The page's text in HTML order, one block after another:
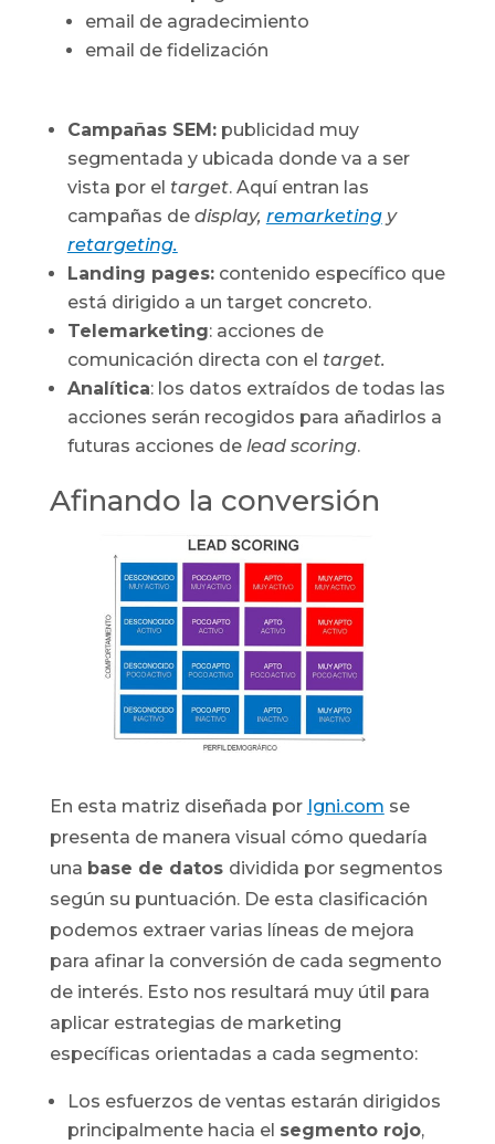
email de agradecimiento
email de fidelización
Campañas SEM:publicidad muy
segmentada y ubicada donde va a ser
vista por el target. Aquí entran las
campañas de display, remarketingy
retargeting.
Landing pages:contenido específico que
está dirigido a un target concreto.
Telemarketing: acciones de
comunicación directa con el target.
Analítica: los datos extraídos de todas las
acciones serán recogidos para añadirlos a
futuras acciones de lead scoring.
Afinando la conversión
En esta matriz diseñada por Igni.com se
presenta de manera visual cómo quedaría
una base de datos dividida por segmentos
según su puntuación. De esta clasificación
podemos extraer varias líneas de mejora
para afinar la conversión de cada segmento
de interés. Esto nos resultará muy útil para
aplicar estrategias de marketing
específicas orientadas a cada segmento:
Los esfuerzos de ventas estarán dirigidos
principalmente hacia el segmento rojo,